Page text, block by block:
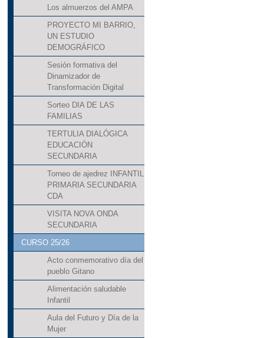
Los almuerzos del AMPA
PROYECTO MI BARRIO,
UN ESTUDIO
DEMOGRÁFICO
Sesión formativa del
Dinamizador de
Transformación Digital
Sorteo DIA DE LAS
FAMILIAS
TERTULIA DIALÓGICA
EDUCACIÓN
SECUNDARIA
Torneo de ajedrez INFANTIL
PRIMARIA SECUNDARIA
CDA
VISITA NOVA ONDA
SECUNDARIA
CURSO 25/26
Acto conmemorativo día del
pueblo Gitano
Alimentación saludable
Infantil
Aula del Futuro y Día de la
Mujer